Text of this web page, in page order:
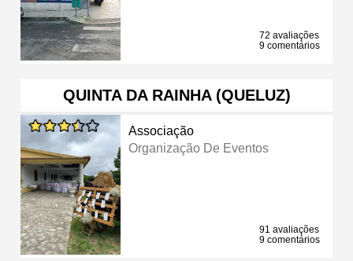
72 avaliações
9 comentários
QUINTA DA RAINHA (QUELUZ)
Associação
Organização De Eventos
91 avaliações
9 comentários